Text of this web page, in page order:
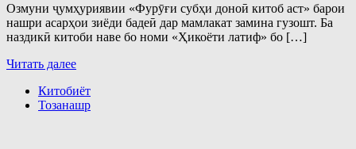
Озмуни ҷумҳуриявии «Фурӯғи субҳи доноӣ китоб аст» барои
нашри асарҳои зиёди бадеӣ дар мамлакат замина гузошт. Ба
наздикӣ китоби наве бо номи «Ҳикоёти латиф» бо […]
Читать далее
Китобиёт
Тозанашр